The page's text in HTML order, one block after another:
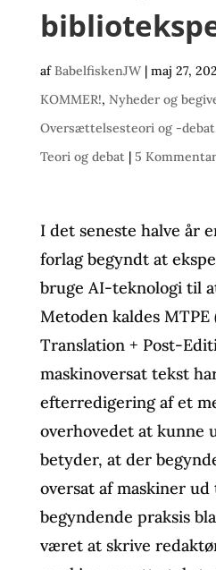
afBabelfiskenJW| maj 27,
KOMMER!, Nyheder og
Oversættelsesteori og -debat
Teori og debat| 5
I det seneste halve år
forlag begyndt at
bruge AI-teknologi til
Metoden kaldes MTPE
Translation + Post-
maskinoversat tekst
efterredigering af et
overhovedet at kunne
betyder, at der
oversat af maskiner
begyndende praksis
været at skrive